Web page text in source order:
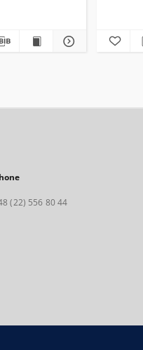
(22) 556 80 44